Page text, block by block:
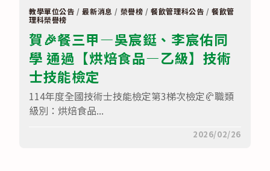
獎
名
中
教學單位公告 /最新消息 / 榮譽榜 /餐飲管理科公告 /餐飲管
理科榮譽榜
賀🎉餐三甲—吳宸鋌、李宸佑同
學 通過【烘焙食品—乙級】技術
士技能檢定
114年度全國技術士技能檢定第3梯次檢定🥐職類
級別：烘焙食品...
2026/02/26